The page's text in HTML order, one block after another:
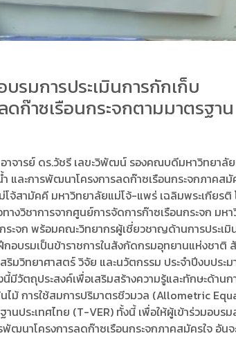
รมการประเมินการกักเก็บ
ก๊าซเรือนกระจกตามมาตรฐาน
จารย์ ดร.วัชรี เลขะวิพัฒน์ รองคณบดีมหาวิทยาลั
และการพัฒนาโครงการลดก๊าซเรือนกระจกภาคส
จ้สามัคคี มหาวิทยาลัยแม่โจ้-แพร่ เฉลิมพระเกีย
งวิชาการจากศูนย์การจัดการก๊าซเรือนกระจก ม
ะจก พร้อมคณะวิทยากรผู้เชี่ยวชาญด้านการประเ
กอบรมเป็นข้าราชการในสังกัดกรมอุทยานแห่งช
มวิทยาศาสตร์ วิจัย และนวัตกรรม ประจำปีงบป
วัตถุประสงค์เพื่อเสริมสร้างความรู้และทักษะด้า
ไม้ การใช้สมการปริมาตรชีวมวล (Allometric
นประเทศไทย (T-VER) ทั้งนี้ เพื่อให้ผู้เข้าร่วมอบ
ฒนาโครงการลดก๊าซเรือนกระจกภาคสมัครใจ อั